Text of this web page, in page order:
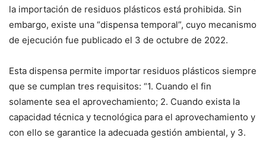
la importación de residuos plásticos está prohibida. Sin
embargo, existe una “dispensa temporal”, cuyo mecanismo
de ejecución fue publicado el 3 de octubre de 2022.
Esta dispensa permite importar residuos plásticos siempre
que se cumplan tres requisitos: “1. Cuando el fin
solamente sea el aprovechamiento; 2. Cuando exista la
capacidad técnica y tecnológica para el aprovechamiento y
con ello se garantice la adecuada gestión ambiental, y 3.